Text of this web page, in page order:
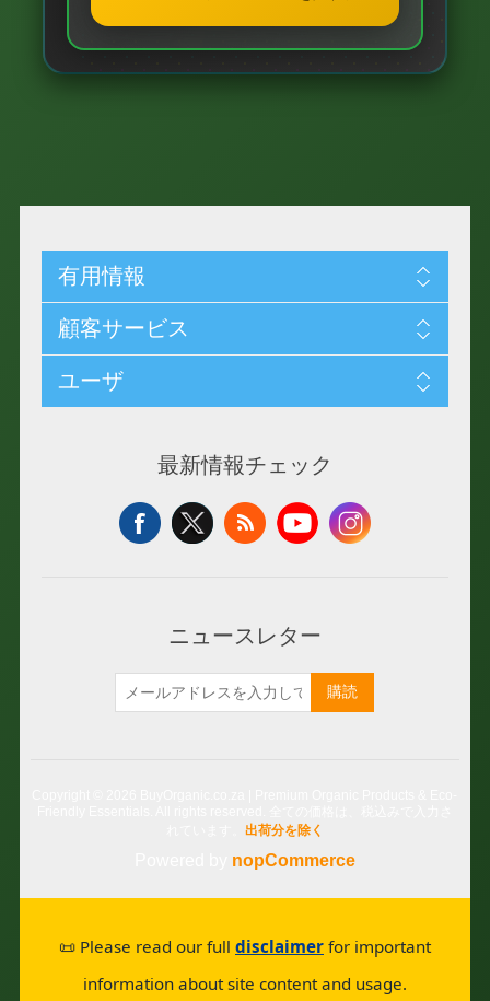
🍓
🥑
🍎
🥬
🍊
🥦
🍇
🍓
🥑
🍅
🍋
🥬
🥕
🍊
🥦
🌽
🥒
🍅
🍓
🌽
🍅
🥑
🍋
🍎
🥬
🥕
🥦
有用情報
顧客サービス
ユーザ
最新情報チェック
ニュースレター
購読
出荷分を除く
nopCommerce
📜 Please read our full disclaimer for important
information about site content and usage.